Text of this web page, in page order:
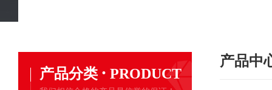
产品分类 · PRODUCT
产品中